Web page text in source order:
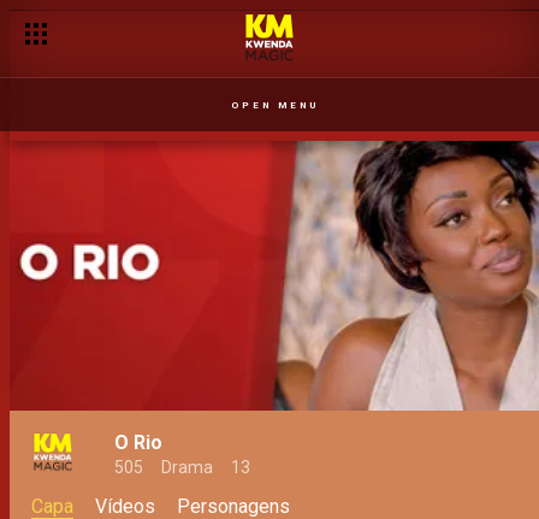
OPEN MENU
O Rio
505 Drama 13
Capa Vídeos Personagens